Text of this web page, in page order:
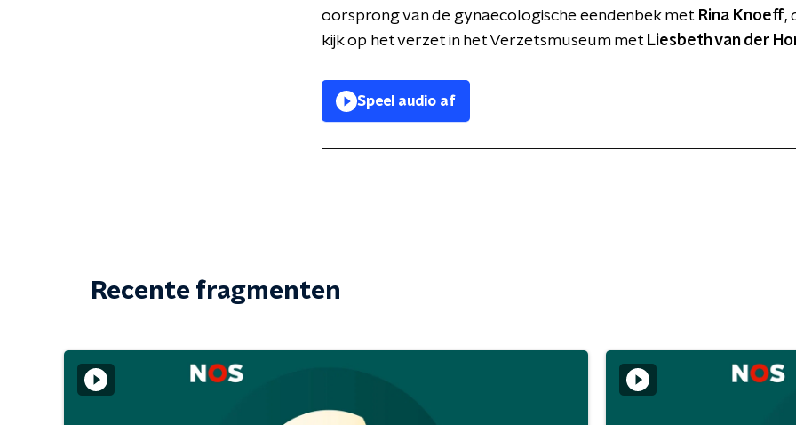
oorsprong van de gynaecologische eendenbek met Rina Knoeff,
kijk op het verzet in het Verzetsmuseum met Liesbeth van der
Speel audio af
Recente fragmenten